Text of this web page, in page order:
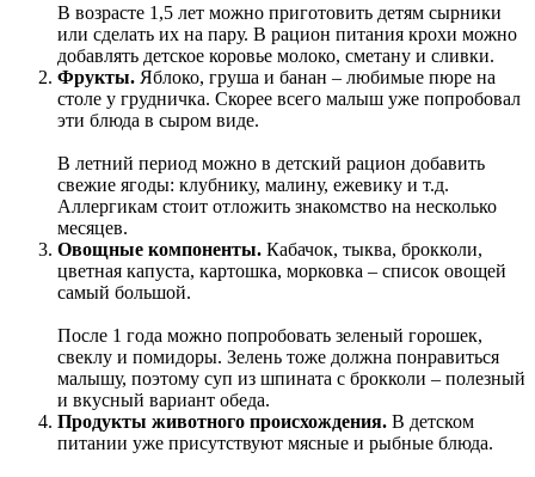
В возрасте 1,5 лет можно приготовить детям сырники
или сделать их на пару. В рацион питания крохи можно
добавлять детское коровье молоко, сметану и сливки.
Фрукты. Яблоко, груша и банан – любимые пюре на
столе у грудничка. Скорее всего малыш уже попробовал
эти блюда в сыром виде.
В летний период можно в детский рацион добавить
свежие ягоды: клубнику, малину, ежевику и т.д.
Аллергикам стоит отложить знакомство на несколько
месяцев.
Овощные компоненты. Кабачок, тыква, брокколи,
цветная капуста, картошка, морковка – список овощей
самый большой.
После 1 года можно попробовать зеленый горошек,
свеклу и помидоры. Зелень тоже должна понравиться
малышу, поэтому суп из шпината с брокколи – полезный
и вкусный вариант обеда.
Продукты животного происхождения. В детском
питании уже присутствуют мясные и рыбные блюда.